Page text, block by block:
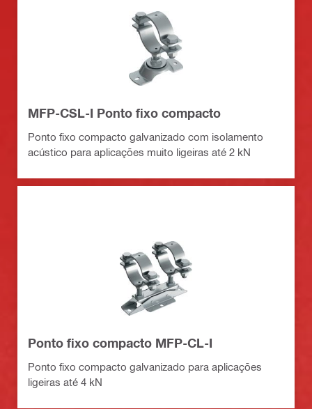
MFP-CSL-I Ponto fixo compacto
Ponto fixo compacto galvanizado com isolamento
acústico para aplicações muito ligeiras até 2 kN
Ponto fixo compacto MFP-CL-I
Ponto fixo compacto galvanizado para aplicações
ligeiras até 4 kN